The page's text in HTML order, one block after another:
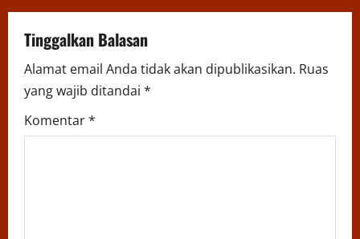
v
i
g
a
Tinggalkan Balasan
Alamat email Anda tidak akan dipublikasikan. Ruas
yang wajib ditandai *
Komentar*